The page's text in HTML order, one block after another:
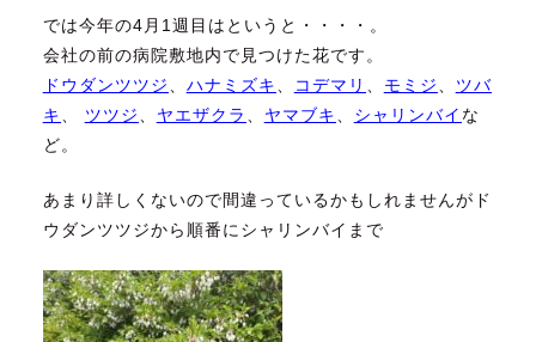
では今年の4月1週目はというと・・・・。
会社の前の病院敷地内で見つけた花です。
ドウダンツツジ、 ハナミズキ、 コデマリ 、 モミジ、 ツバ
キ、 ツツジ、 ヤエザクラ 、 ヤマブキ、 シャリンバイ な
ど。
あまり詳しくないので間違っているかもしれませんがド
ウダンツツジから順番にシャリンバイまで